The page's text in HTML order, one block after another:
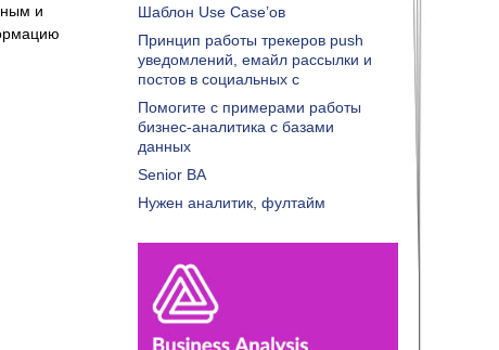
и
Шаблон Use Case’ов
Принцип работы трекеров push
уведомлений, емайл рассылки и
постов в социальных с
Помогите с примерами работы
бизнес-аналитика с базами
данных
Senior BA
Нужен аналитик, фултайм